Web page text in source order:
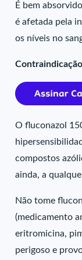
É bem
é afetada pela
os níveis no
O fluconazol
compostos
ainda, a
Não tome
(medicamento
eritromicina,
perigoso e